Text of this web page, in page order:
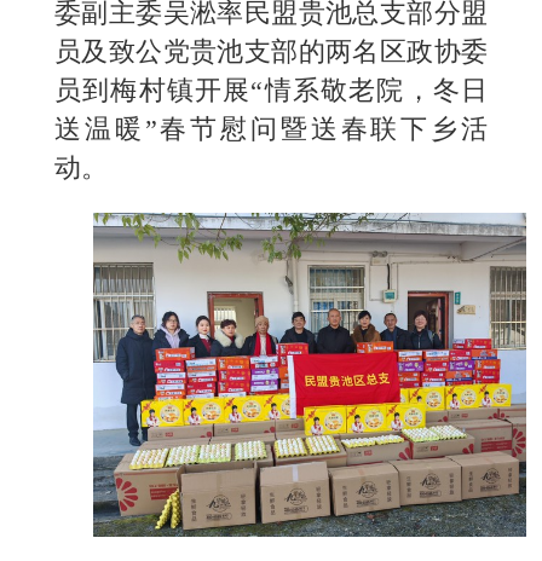
委副主委吴淞率民盟贵池总支部分盟
员及致公党贵池支部的两名区政协委
员到梅村镇开展“情系敬老院，冬日
送温暖”春节慰问暨送春联下乡活
动。